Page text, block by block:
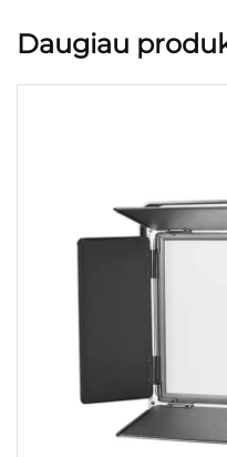
Daugiau